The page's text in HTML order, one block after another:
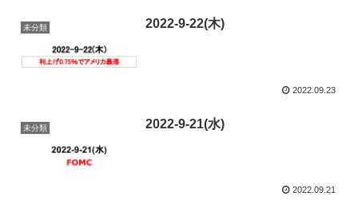
未分類 2022-9-22(木)
2022.09.23
未分類 2022-9-21(水)
2022.09.21